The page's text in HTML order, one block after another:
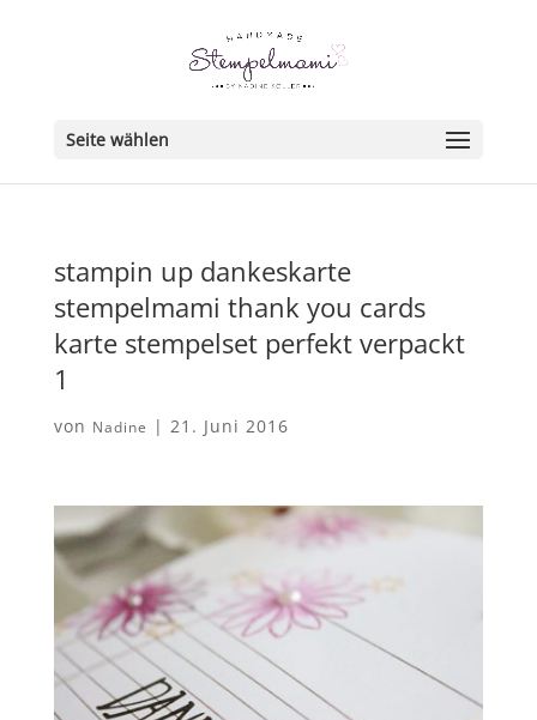
Seite wählen
stampin up dankeskarte
stempelmami thank you cards
karte stempelset perfekt verpackt
1
von Nadine | 21. Juni 2016